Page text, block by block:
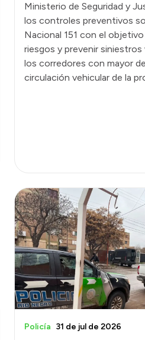
Ministerio de Seguridad y
los controles preventivos
Nacional 151 con el
riesgos y prevenir siniestros
los corredores con mayor
circulación vehicular de la
Policía 31 de jul de 2026